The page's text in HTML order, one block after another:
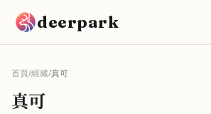
deerpark
首頁/經藏/真可
真可